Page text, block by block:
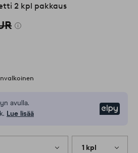
2 kpl pakkaus
avulla.
Lue lisää
1 kpl